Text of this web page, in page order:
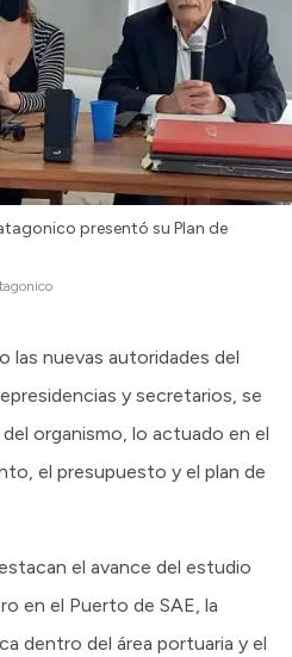
presentó su Plan de
las nuevas autoridades del
y secretarios, se
organismo, lo actuado en el
el presupuesto y el plan de
el avance del estudio
en el Puerto de SAE, la
dentro del área portuaria y el